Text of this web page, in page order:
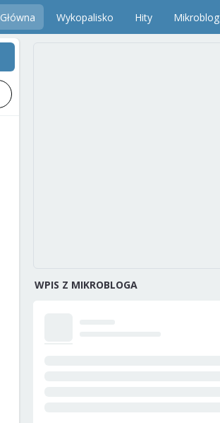
Główna Wykopalisko Hity Mikroblog
WPIS Z MIKROBLOGA